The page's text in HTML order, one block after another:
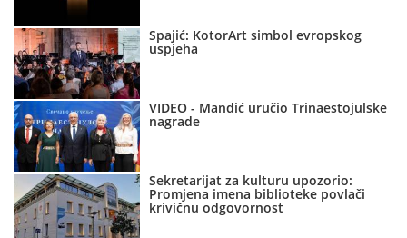
Spajić: KotorArt simbol evropskog
uspjeha
VIDEO - Mandić uručio Trinaestojulske
nagrade
Sekretarijat za kulturu upozorio:
Promjena imena biblioteke povlači
krivičnu odgovornost